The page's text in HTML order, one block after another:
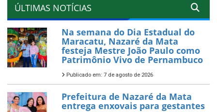
ÚLTIMAS NOTÍCIAS
Na semana do Dia Estadual do
Maracatu, Nazaré da Mata
festeja Mestre João Paulo como
Patrimônio Vivo de Pernambuco
Publicado em: 7 de agosto de 2026
Prefeitura de Nazaré da Mata
entrega enxovais para gestantes